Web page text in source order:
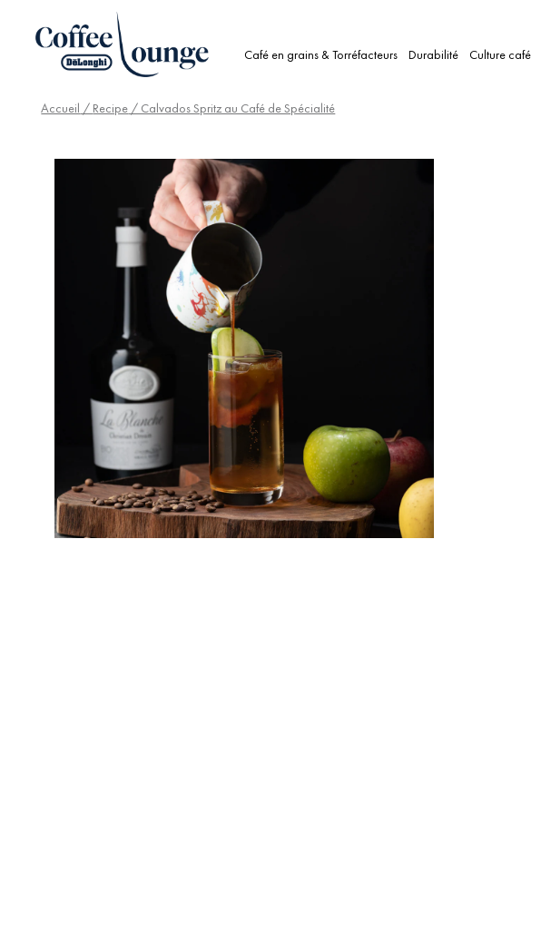
Café en grains & Torréfacteurs Durabilité Culture café
Accueil / Recipe / Calvados Spritz au Café de Spécialité